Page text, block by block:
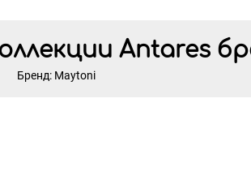
Antares
Бренд: Maytoni